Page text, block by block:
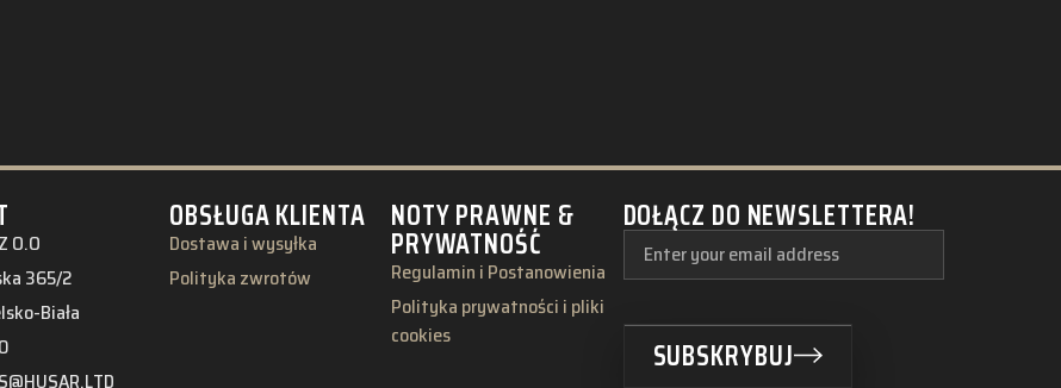
O.O
365/2
Biała
OBSŁUGA KLIENTA
Dostawa i wysyłka
Polityka zwrotów
NOTY PRAWNE &
PRYWATNOŚĆ
Regulamin i Postanowienia
Polityka prywatności i pliki
cookies
DOŁĄCZ DO NEWSLETTERA!
SUBSKRYBUJ